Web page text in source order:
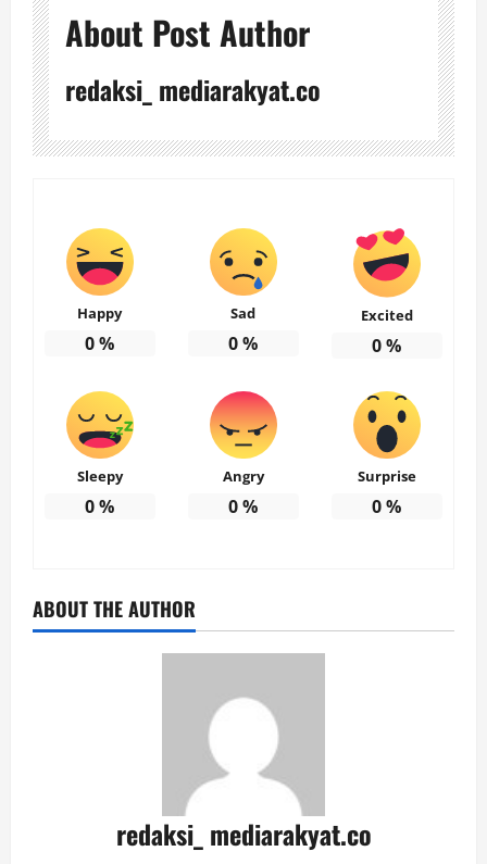
About Post Author
redaksi_ mediarakyat.co
Happy
0%
Sad
0%
Excited
0%
Sleepy
0%
Angry
0%
Surprise
0%
ABOUT THE AUTHOR
redaksi_ mediarakyat.co